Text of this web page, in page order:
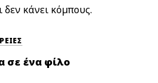
κάνει κόμπους.
σε ένα φίλο